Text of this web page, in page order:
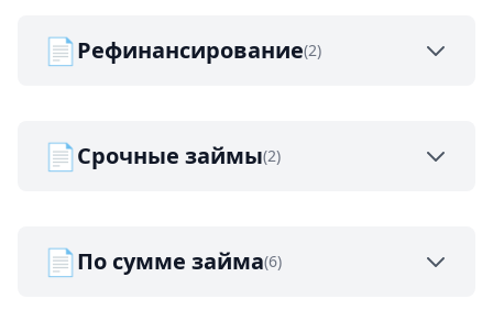
📄Рефинансирование(2)
📄Срочные займы(2)
📄По сумме займа(6)